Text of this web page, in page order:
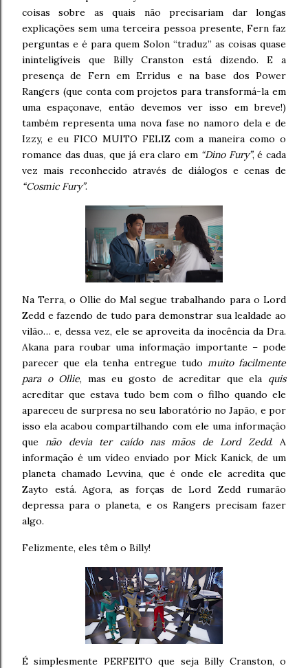
coisas sobre as quais não precisariam dar longas
explicações sem uma terceira pessoa presente, Fern faz
perguntas e é para quem Solon “traduz” as coisas quase
ininteligíveis que Billy Cranston está dizendo. E a
presença de Fern em Erridus e na base dos Power
Rangers (que conta com projetos para transformá-la em
uma espaçonave, então devemos ver isso em breve!)
também representa uma nova fase no namoro dela e de
Izzy, e eu FICO MUITO FELIZ com a maneira como o
romance das duas, que já era claro em “Dino Fury”, é cada
vez mais reconhecido através de diálogos e cenas de
“Cosmic Fury”.
Na Terra, o Ollie do Mal segue trabalhando para o Lord
Zedd e fazendo de tudo para demonstrar sua lealdade ao
vilão… e, dessa vez, ele se aproveita da inocência da Dra.
Akana para roubar uma informação importante – pode
parecer que ela tenha entregue tudo muito facilmente
para o Ollie, mas eu gosto de acreditar que ela quis
acreditar que estava tudo bem com o filho quando ele
apareceu de surpresa no seu laboratório no Japão, e por
isso ela acabou compartilhando com ele uma informação
quenão devia ter caído nas mãos de Lord Zedd. A
informação é um vídeo enviado por Mick Kanick, de um
planeta chamado Levvina, que é onde ele acredita que
Zayto está. Agora, as forças de Lord Zedd rumarão
depressa para o planeta, e os Rangers precisam fazer
algo.
Felizmente, eles têm o Billy!
É simplesmente PERFEITO que seja Billy Cranston, o